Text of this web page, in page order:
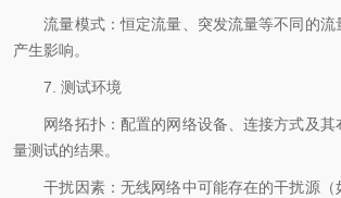
流量模式：恒定流量、突发流量等不同的流
产生影响。
7. 测试环境
网络拓扑：配置的网络设备、连接方式及其
量测试的结果。
干扰因素：无线网络中可能存在的干扰源（